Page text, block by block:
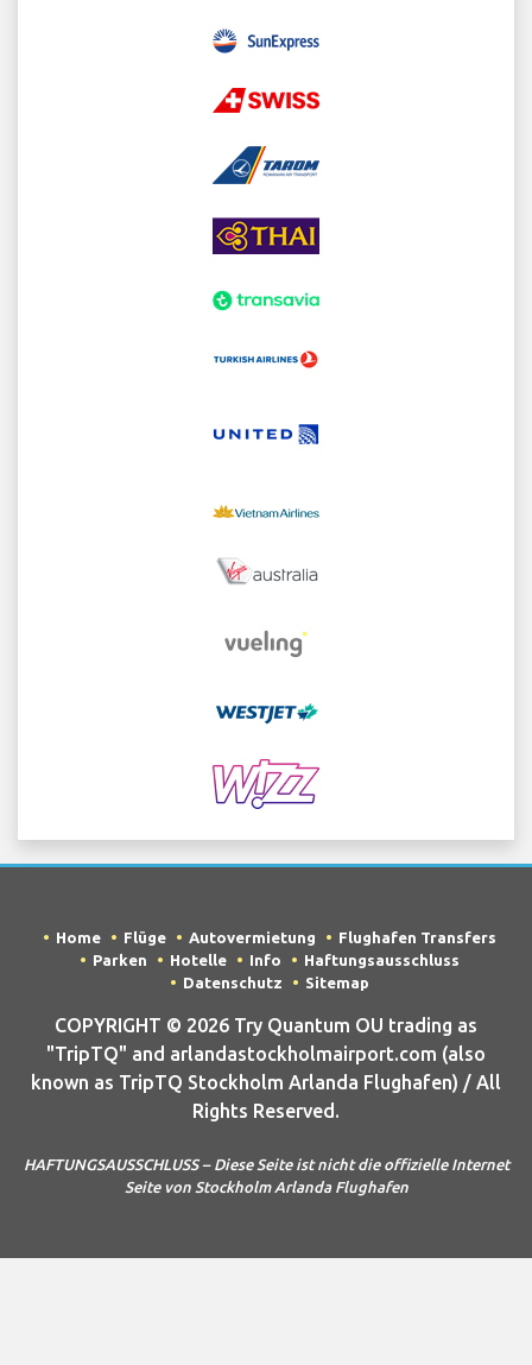
Home Flüge Autovermietung
Flughafen Transfers
Parken
Hotelle Info
Haftungsausschluss
Datenschutz
Sitemap
COPYRIGHT © 2026 Try Quantum OU trading as
"TripTQ" and arlandastockholmairport.com (also
known as TripTQ Stockholm Arlanda Flughafen) / All
Rights Reserved.
HAFTUNGSAUSSCHLUSS – Diese Seite ist nicht die offizielle Internet
Seite von Stockholm Arlanda Flughafen